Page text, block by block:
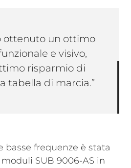
ottenuto un ottimo
e visivo,
risparmio di
tabella di marcia.”
basse frequenze è stata
SUB 9006-AS in